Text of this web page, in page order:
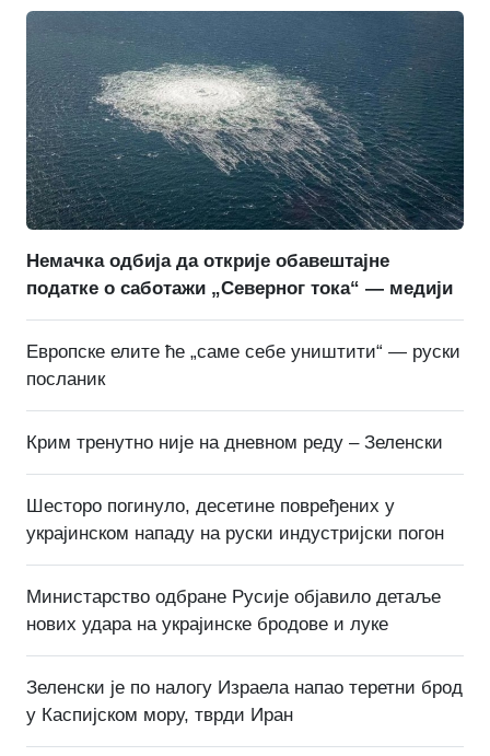
Немачка одбија да открије обавештајне
податке о саботажи „Северног тока“ — медији
Европске елите ће „саме себе уништити“ — руски
посланик
Крим тренутно није на дневном реду – Зеленски
Шесторо погинуло, десетине повређених у
украјинском нападу на руски индустријски погон
Министарство одбране Русије објавило детаље
нових удара на украјинске бродове и луке
Зеленски је по налогу Израела напао теретни брод
у Каспијском мору, тврди Иран